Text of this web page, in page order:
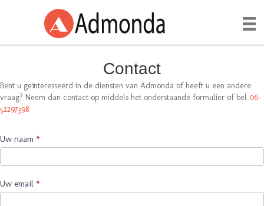
Contact
Bent u geïnteresseerd in de diensten van Admonda of heeft u een andere
vraag? Neem dan contact op middels het onderstaande formulier of bel 06-
52297398
Contact
Uw naam *
Uw email *